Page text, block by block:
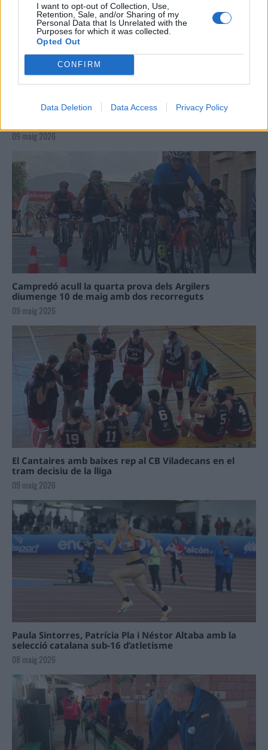
I want to opt-out of Collection, Use,
Retention, Sale, and/or Sharing of my
Personal Data that Is Unrelated with the
Purposes for which it was collected.
Opted Out
CONFIRM
Data Deletion Data Access Privacy Policy
La Cursa de l’Aldea segona d’etiqueta d’or de la
09 maig 2026
Campredó acull la quarta prova dels Argilers
diumenge 10 de maig amb dos recorreguts
09 maig 2026
El Cantaires amb baixes rep al CB Viladecans en el
tram decisiu de la lliga
09 maig 2026
Paula Sintorres, Patrícia Pla i Néstor Altaba amb la
selecció catalana sub-16 d’atletisme
08 maig 2026